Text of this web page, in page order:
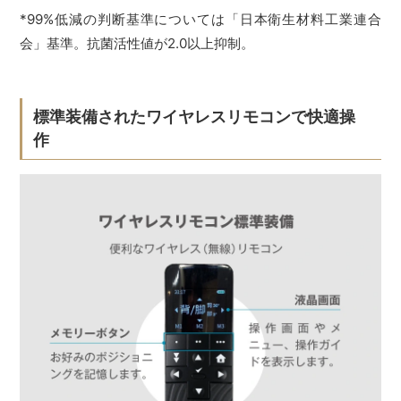
*99%低減の判断基準については「日本衛生材料工業連合
会」基準。抗菌活性値が2.0以上抑制。
標準装備されたワイヤレスリモコンで快適操
作